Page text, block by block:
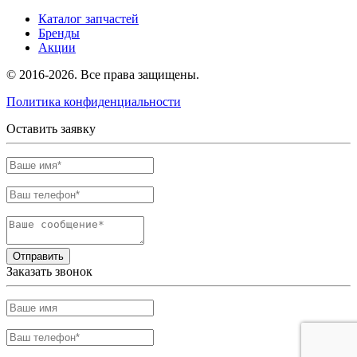
Каталог запчастей
Бренды
Акции
© 2016-2026. Все права защищены.
Политика конфиденциальности
Оставить заявку
Отправить
Заказать звонок